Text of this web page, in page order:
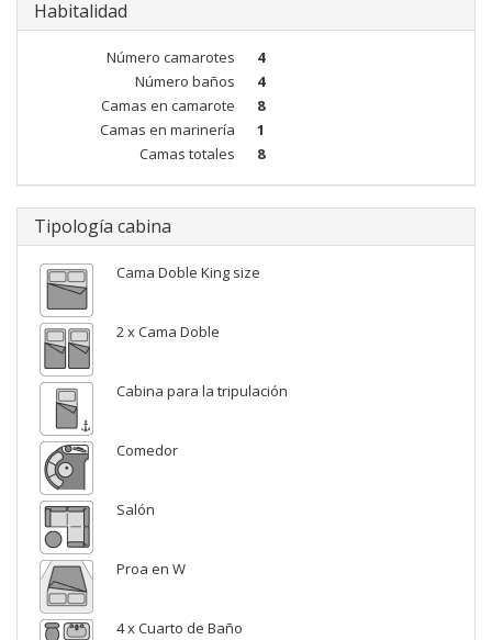
Habitalidad
Número camarotes
4
Número baños
4
Camas en camarote
8
Camas en marinería
1
Camas totales
8
Tipología cabina
Cama Doble King size
2 x Cama Doble
Cabina para la tripulación
Comedor
Salón
Proa en W
4 x Cuarto de Baño